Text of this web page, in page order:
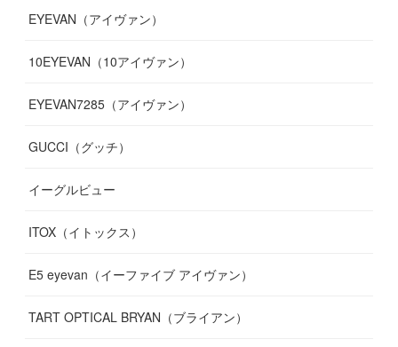
(9
(12)
(10)
(17)
(11)
(10)
(7
(10)
(11)
12)
(13)
(11)
(13)
7)
(12)
( 5
(8)
(12)
11)
(13)
(13)
(10 )
(10)
13)
(16)
(14)
(17)
EYEVAN（アイヴァン）
10EYEVAN（10アイヴァン）
EYEVAN7285（アイヴァン）
GUCCI（グッチ）
イーグルビュー
ITOX（イトックス）
E5 eyevan（イーファイブ アイヴァン）
TART OPTICAL BRYAN（ブライアン）